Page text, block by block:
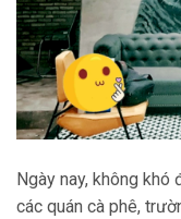
Ngày nay, không
các quán cà phê,